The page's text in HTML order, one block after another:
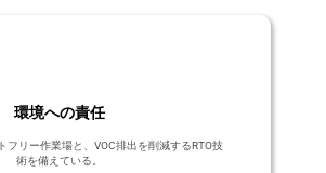
環境への責任
フリー作業場と、VOC排出を削減するRTO技
術を備えている。